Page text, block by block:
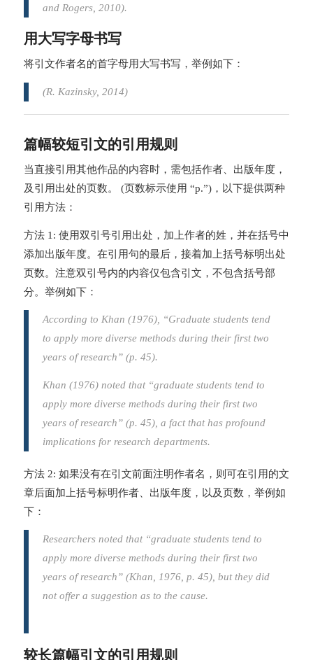
and Rogers, 2010).
用大写字母书写
将引文作者名的首字母用大写书写，举例如下：
(R. Kazinsky, 2014)
篇幅较短引文的引用规则
当直接引用其他作品的内容时，需包括作者、出版年度，
及引用出处的页数。 (页数标示使用 “p.”)，以下提供两种
引用方法：
方法 1: 使用双引号引用出处，加上作者的姓，并在括号中
添加出版年度。在引用句的最后，接着加上括号标明出处
页数。注意双引号内的内容仅包含引文，不包含括号部
分。举例如下：
According to Khan (1976), “Graduate students tend
to apply more diverse methods during their first two
years of research” (p. 45).
Khan (1976) noted that “graduate students tend to
apply more diverse methods during their first two
years of research” (p. 45), a fact that has profound
implications for research departments.
方法 2: 如果没有在引文前面注明作者名，则可在引用的文
章后面加上括号标明作者、出版年度，以及页数，举例如
下：
Researchers noted that “graduate students tend to
apply more diverse methods during their first two
years of research” (Khan, 1976, p. 45), but they did
not offer a suggestion as to the cause.
较长篇幅引文的引用规则